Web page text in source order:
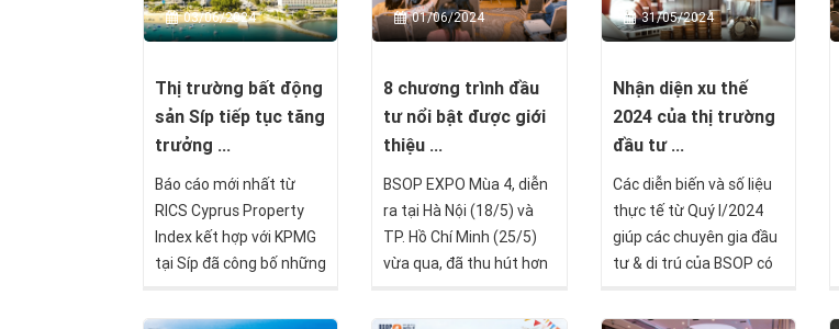
03/06/2024
Thị trường bất động
sản Síp tiếp tục tăng
trưởng ...
Báo cáo mới nhất từ
RICS Cyprus Property
Index kết hợp với KPMG
tại Síp đã công bố những
trường bất động sản tại
01/06/2024
8 chương trình đầu
tư nổi bật được giới
thiệu ...
BSOP EXPO Mùa 4, diễn
ra tại Hà Nội (18/5) và
TP. Hồ Chí Minh (25/5)
vừa qua, đã thu hút hơn
hơn 30 đối tác quốc tế.
31/05/2024
Nhận diện xu thế
2024 của thị trường
đầu tư ...
Các diễn biến và số liệu
thực tế từ Quý I/2024
giúp các chuyên gia đầu
tư & di trú của BSOP có
của mình về xu thế của